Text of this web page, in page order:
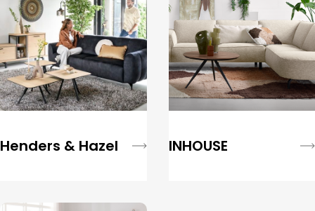
Henders & Hazel INHOUSE